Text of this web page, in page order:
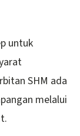
untuk
SHM ada
melalui